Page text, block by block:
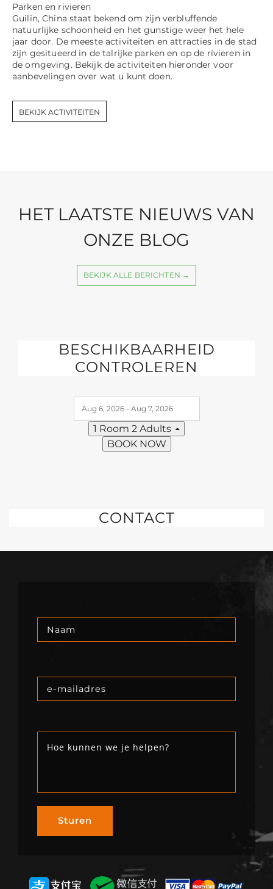
Parken en rivieren
Guilin, China staat bekend om zijn verbluffende
natuurlijke schoonheid en het gunstige weer het hele
jaar door. De meeste activiteiten en attracties in de stad
zijn gesitueerd in de talrijke parken en op de rivieren in
de omgeving. Bekijk de activiteiten hieronder voor
aanbevelingen over wat u kunt doen.
BEKIJK ACTIVITEITEN
HET LAATSTE NIEUWS VAN
ONZE BLOG
BEKIJK ALLE BERICHTEN →
BESCHIKBAARHEID
CONTROLEREN
1 Room 2 Adults
BOOK NOW
CONTACT